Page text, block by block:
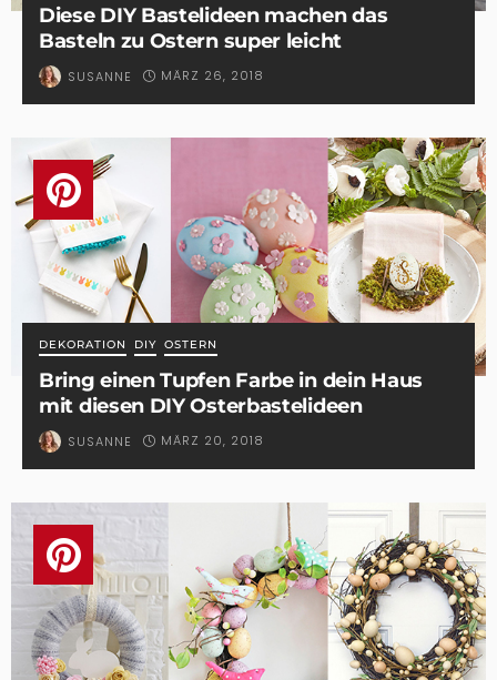
Diese DIY Bastelideen machen das
Basteln zu Ostern super leicht
SUSANNE MÄRZ 26, 2018
DEKORATION DIY OSTERN
Bring einen Tupfen Farbe in dein Haus
mit diesen DIY Osterbastelideen
SUSANNE MÄRZ 20, 2018